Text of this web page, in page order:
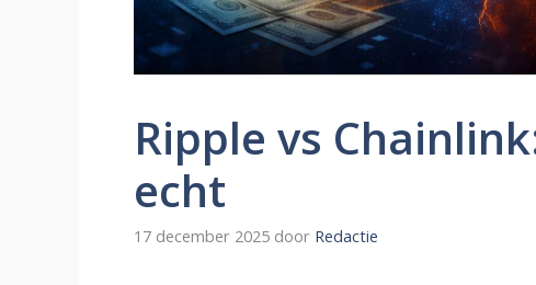
Ripple vs
echt
17 december 2025 door Redactie